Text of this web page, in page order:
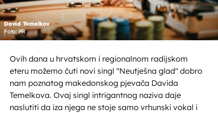
David Temelkov
Foto: PR
Ovih dana u hrvatskom i regionalnom radijskom
eteru možemo čuti novi singl "Neutješna glad" dobro
nam poznatog makedonskog pjevača Davida
Temelkova. Ovaj singl intrigantnog naziva daje
naslutiti da iza njega ne stoje samo vrhunski vokal i